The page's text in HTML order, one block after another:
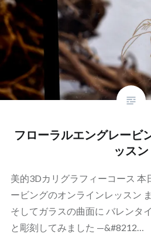
フローラルエングレービ
ッスン
美的3Dカリグラフィーコース 本
ービングのオンラインレッスン
そしてガラスの曲面に バレンタ
と彫刻してみました —&#8212…